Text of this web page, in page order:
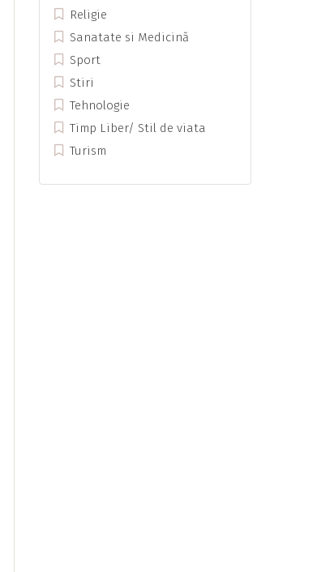
Religie
Sanatate si Medicină
Sport
Stiri
Tehnologie
Timp Liber/ Stil de viata
Turism